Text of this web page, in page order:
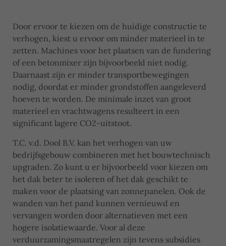
Door ervoor te kiezen om de huidige constructie te
verhogen, kiest u ervoor om minder materieel in te
zetten. Machines voor het plaatsen van de fundering
of een betonmixer zijn bijvoorbeeld niet nodig.
Daarnaast zijn er minder transportbewegingen
nodig, doordat er minder grondstoffen aangeleverd
hoeven te worden. De minimale inzet van groot
materieel en vrachtwagens resulteert in een
significant lagere CO2-uitstoot.
T.C. v.d. Dool B.V. kan het verhogen van uw
bedrijfsgebouw combineren met het bouwtechnisch
upgraden. Zo kunt u er bijvoorbeeld voor kiezen om
het dak beter te isoleren of het dak geschikt te
maken voor de plaatsing van zonnepanelen. Ook de
wanden van het pand kunnen vernieuwd en
vervangen worden door alternatieven met een
hogere isolatiewaarde. Voor al deze
verduurzamingsmaatregelen zijn tevens subsidies